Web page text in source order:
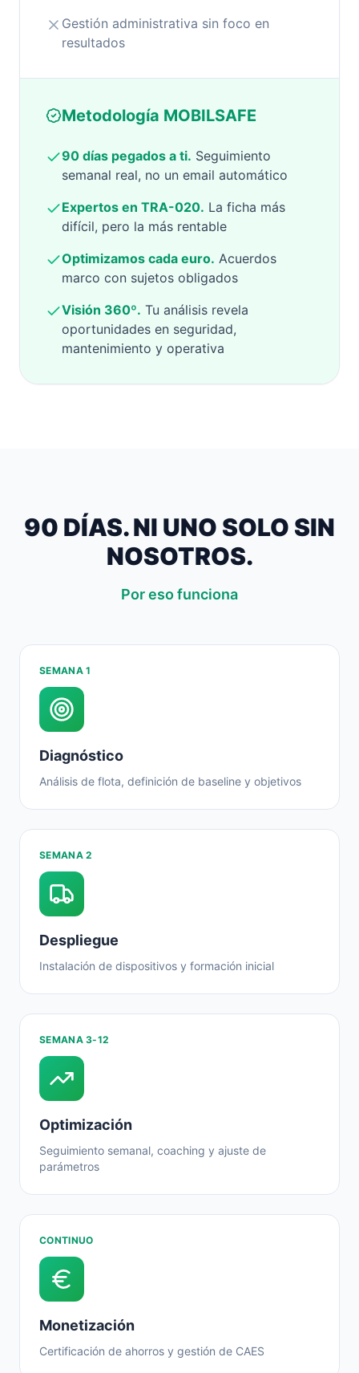
Gestión administrativa sin foco en
resultados
Metodología MOBILSAFE
90 días pegados a ti. Seguimiento
semanal real, no un email automático
Expertos en TRA-020. La ficha más
difícil, pero la más rentable
Optimizamos cada euro. Acuerdos
marco con sujetos obligados
Visión 360º. Tu análisis revela
oportunidades en seguridad,
mantenimiento y operativa
90 DÍAS. NI UNO SOLO SIN
NOSOTROS.
Por eso funciona
SEMANA 1
Diagnóstico
Análisis de flota, definición de baseline y objetivos
SEMANA 2
Despliegue
Instalación de dispositivos y formación inicial
SEMANA 3-12
Optimización
Seguimiento semanal, coaching y ajuste de
parámetros
CONTINUO
Monetización
Certificación de ahorros y gestión de CAES